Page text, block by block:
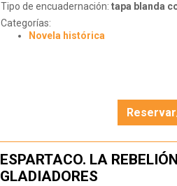
Tipo de encuadernación: tapa blanda
Categorías:
Novela histórica
ESPARTACO. LA
GLADIADORES